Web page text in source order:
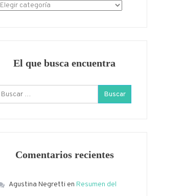
Categorías
El que busca encuentra
Buscar:
Comentarios recientes
Agustina Negretti en Resumen del